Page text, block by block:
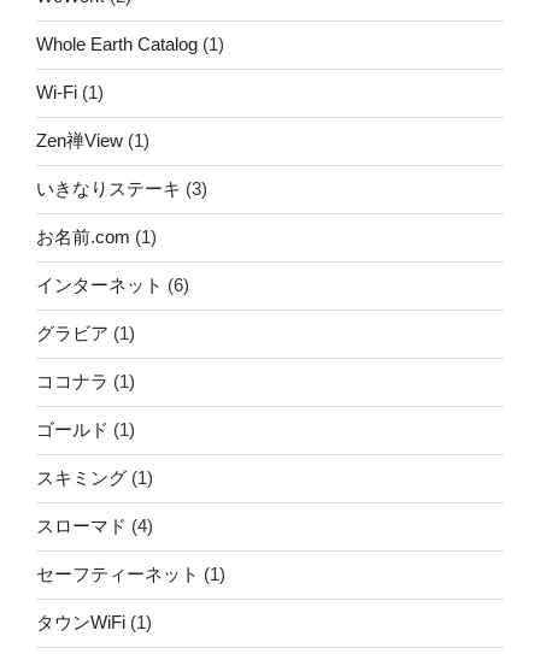
Whole Earth Catalog (1)
Wi-Fi (1)
Zen禅View (1)
いきなりステーキ (3)
お名前.com (1)
インターネット (6)
グラビア (1)
ココナラ (1)
ゴールド (1)
スキミング (1)
スローマド (4)
セーフティーネット (1)
タウンWiFi (1)